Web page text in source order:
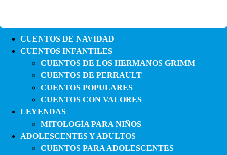
CUENTOS DE NAVIDAD
CUENTOS INFANTILES
CUENTOS DE LOS HERMANOS GRIMM
CUENTOS DE PERRAULT
CUENTOS POPULARES
CUENTOS CON VALORES
LEYENDAS
MITOLOGÍA PARA NIÑOS
ADOLESCENTES Y ADULTOS
CUENTOS PARA ADOLESCENTES